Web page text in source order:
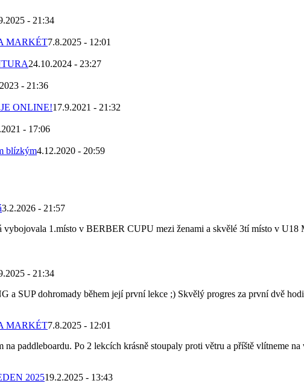
- 21:34
MARKÉT7.8.2025 - 12:01
24.10.2024 - 23:27
- 21:36
ONLINE!17.9.2021 - 21:32
- 17:06
blízkým4.12.2020 - 20:59
3.2.2026 - 21:57
vybojovala 1.místo v BERBER CUPU mezi ženami a skvělé 3tí místo v
- 21:34
a SUP dohromady během její první lekce ;) Skvělý progres za první dvě
MARKÉT7.8.2025 - 12:01
paddleboardu. Po 2 lekcích krásně stoupaly proti větru a příště vlítneme
202519.2.2025 - 13:43